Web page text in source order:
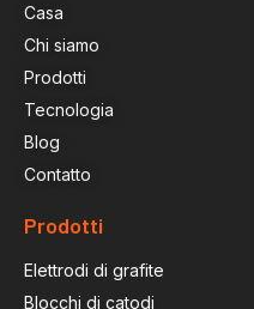
Casa
Chi siamo
Prodotti
Tecnologia
Blog
Contatto
Prodotti
Elettrodi di grafite
Blocchi di catodi